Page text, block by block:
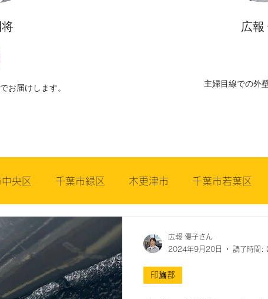
お届けします。
広報
主婦目線での外
央区 千葉市緑区 木更津市 千葉市若葉区
佐倉市
印旛郡
広報 優子さん
2024年9月20日
読了時間: